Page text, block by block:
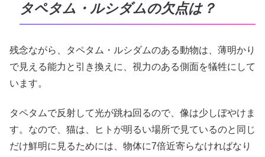
タペタム・ルシダムの欠点は？
残念ながら、タペタム・ルシダムのある動物は、薄明かり
で見える能力と引き換えに、視力のある側面を犠牲にして
います。
タペタムで反射して光が跳ね回るので、像は少しぼやけま
す。なので、猫は、ヒトが明るい場所で見ているのと同じ
だけ鮮明に見るためには、物体に7倍近寄らなければなり